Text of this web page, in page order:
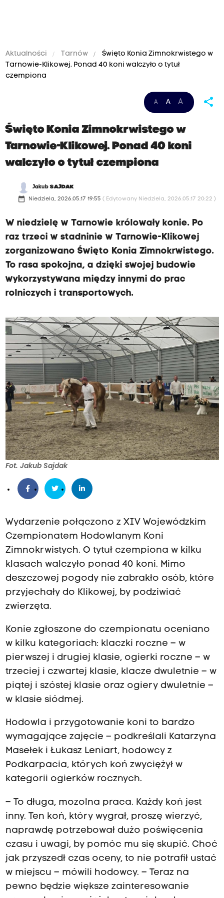
Aktualności Tarnów
Święto Konia Zimnokrwistego w
Tarnowie-Klikowej. Ponad 40 koni walczyło o tytuł
czempiona
A A A share
Święto Konia Zimnokrwistego w
Tarnowie-Klikowej. Ponad 40 koni
walczyło o tytuł czempiona
JakubSAJDAK
date_range Niedziela, 2026.05.17 19:55 ( Edytowany Niedziela, 2026.05.17 20:22 )
W niedzielę w Tarnowie królowały konie. Po
raz trzeci w stadninie w Tarnowie-Klikowej
zorganizowano Święto Konia Zimnokrwistego.
To rasa spokojna, a dzięki swojej budowie
wykorzystywana między innymi do prac
rolniczych i transportowych.
Fot. Jakub Sajdak
Wydarzenie połączono z XIV Wojewódzkim
Czempionatem Hodowlanym Koni
Zimnokrwistych. O tytuł czempiona w kilku
klasach walczyło ponad 40 koni. Mimo
deszczowej pogody nie zabrakło osób, które
przyjechały do Klikowej, by podziwiać
zwierzęta.
Konie zgłoszone do czempionatu oceniano
w kilku kategoriach: klaczki roczne – w
pierwszej i drugiej klasie, ogierki roczne – w
trzeciej i czwartej klasie, klacze dwuletnie – w
piątej i szóstej klasie oraz ogiery dwuletnie –
w klasie siódmej.
Hodowla i przygotowanie koni to bardzo
wymagające zajęcie – podkreślali Katarzyna
Masełek i Łukasz Leniart, hodowcy z
Podkarpacia, których koń zwyciężył w
kategorii ogierków rocznych.
– To długa, mozolna praca. Każdy koń jest
inny. Ten koń, który wygrał, proszę wierzyć,
naprawdę potrzebował dużo poświęcenia
czasu i uwagi, by pomóc mu się skupić. Choć
jak przyszedł czas oceny, to nie potrafił ustać
w miejscu – mówili hodowcy. – Teraz na
pewno będzie większe zainteresowanie